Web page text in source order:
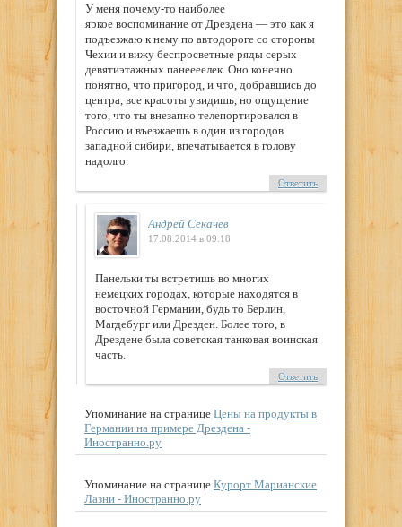
У меня почему-то наиболее
яркое воспоминание от Дрездена — это как я
подъезжаю к нему по автодороге со стороны
Чехии и вижу беспросветные ряды серых
девятиэтажных панеееелек. Оно конечно
понятно, что пригород, и что, добравшись до
центра, все красоты увидишь, но ощущение
того, что ты внезапно телепортировался в
Россию и въезжаешь в один из городов
западной сибири, впечатывается в голову
надолго.
Ответить
Андрей Секачев
17.08.2014 в 09:18
Панельки ты встретишь во многих
немецких городах, которые находятся в
восточной Германии, будь то Берлин,
Магдебург или Дрезден. Более того, в
Дрездене была советская танковая воинская
часть.
Ответить
Упоминание на странице Цены на продукты в
Германии на примере Дрездена -
Иностранно.ру
Упоминание на странице Курорт Марианские
Лазни - Иностранно.ру